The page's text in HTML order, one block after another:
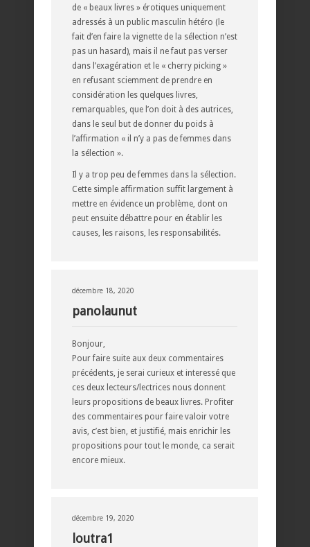
de « beaux livres » érotiques uniquement
adressés à un public masculin hétéro (le
fait d’en faire la vignette de la sélection n’est
pas un hasard), mais il ne faut pas verser
dans l’exagération et le « cherry picking »
en refusant sciemment de prendre en
considération les quelques livres,
remarquables, que l’on doit à des autrices,
dans le seul but de donner du poids à
l’affirmation « il n’y a pas de femmes dans
la sélection ».
Il y a trop peu de femmes dans la sélection.
Cette simple affirmation suffit largement à
mettre en évidence un problème, dont on
peut ensuite débattre pour en établir les
causes, les raisons, les responsabilités.
décembre 18, 2020
panolaunut
Bonjour,
Pour faire suite aux deux commentaires
précédents, je serai curieux et interessé que
ces deux lecteurs/lectrices nous donnent
leurs propositions de beaux livres. Profiter
des commentaires pour faire valoir votre
avis, c’est bien, et justifié, mais enrichir les
propositions pour tout le monde, ca serait
encore mieux.
décembre 19, 2020
loutra1